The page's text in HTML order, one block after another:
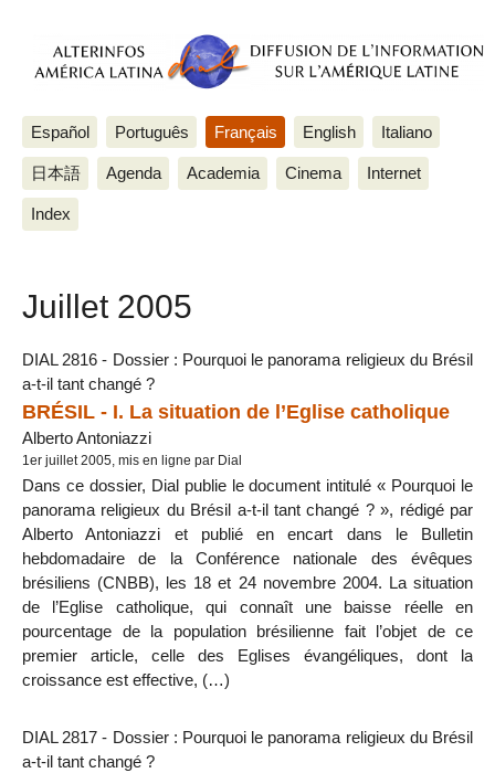
Español Português Français English Italiano
日本語 Agenda Academia Cinema Internet
Index
Juillet 2005
DIAL 2816 - Dossier : Pourquoi le panorama religieux du Brésil
a-t-il tant changé ?
BRÉSIL - I. La situation de l’Eglise catholique
Alberto Antoniazzi
1er juillet 2005, mis en ligne par Dial
Dans ce dossier, Dial publie le document intitulé « Pourquoi le
panorama religieux du Brésil a-t-il tant changé ? », rédigé par
Alberto Antoniazzi et publié en encart dans le Bulletin
hebdomadaire de la Conférence nationale des évêques
brésiliens (CNBB), les 18 et 24 novembre 2004. La situation
de l’Eglise catholique, qui connaît une baisse réelle en
pourcentage de la population brésilienne fait l’objet de ce
premier article, celle des Eglises évangéliques, dont la
croissance est effective, (…)
DIAL 2817 - Dossier : Pourquoi le panorama religieux du Brésil
a-t-il tant changé ?